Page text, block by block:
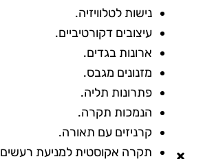
נישות לטלוויזיה.
עיצובים דקורטיביים.
ארונות בגדים.
מזנונים מגבס.
פתרונות תליה.
הנמכות תקרה.
קרניזים עם תאורה.
תקרה אקוסטית למניעת רעשים.